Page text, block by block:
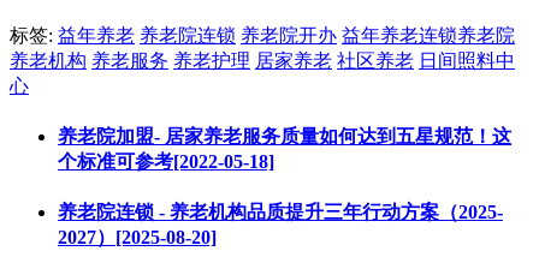
标签: 益年养老 养老院连锁 养老院开办 益年养老连锁养老院
养老机构 养老服务 养老护理 居家养老 社区养老 日间照料中
心
养老院加盟- 居家养老服务质量如何达到五星规范！这
个标准可参考[2022-05-18]
养老院连锁 - 养老机构品质提升三年行动方案（2025-
2027）[2025-08-20]